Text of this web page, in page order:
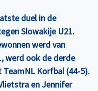
duel in de
Slowakije U21.
werd van
werd ook de derde
Korfbal (44-5).
en Jennifer